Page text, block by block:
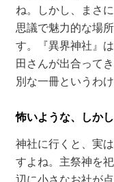
ね。しかし、まさ
思議で魅力的な場
す。『異界神社』
田さんが出合って
別な一冊というわけ
怖いような、しか
神社に行くと、実
すよね。主祭神を
辺に小さなお社が